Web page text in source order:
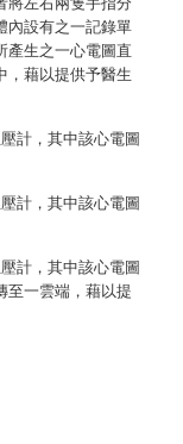
內設有之一記錄單
產生之一心電圖直
，藉以提供予醫生
計，其中該心電圖
計，其中該心電圖
計，其中該心電圖
至一雲端，藉以提